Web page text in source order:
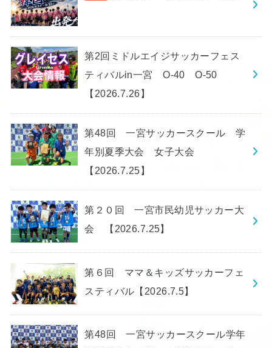
第2回ミドルエイジサッカーフェス
ティバルin一宮 O-40 O-50
【2026.7.26】
第48回 一宮サッカースクール 学
年別夏季大会 女子大会
【2026.7.25】
第２０回 一宮市民幼児サッカー大
会 【2026.7.25】
第６回 ママ＆キッズサッカーフェ
スティバル【2026.7.5】
第48回 一宮サッカースクール学年